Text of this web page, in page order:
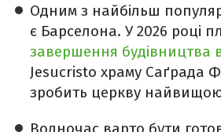
Одним з найбільш
є Барселона. У 2026 році
завершення будівництва
Jesucristo храму Саґрада
зробить церкву найвищою